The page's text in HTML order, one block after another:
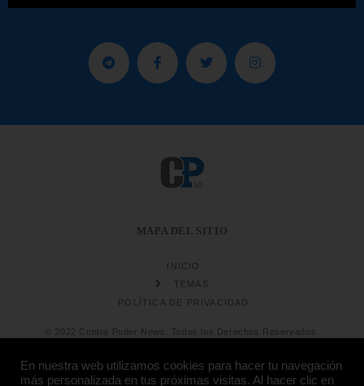
MAPA DEL SITIO
INICIO
TEMAS
POLÍTICA DE PRIVACIDAD
© 2022 Contra Poder News. Todos los Derechos Reservados.
En nuestra web utilizamos cookies para hacer tu navegación
más personalizada en tus próximas visitas. Al hacer clic en